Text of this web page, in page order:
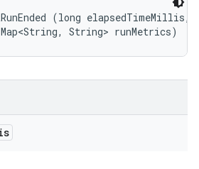
(long elapsedTimeMillis,
String> runMetrics)